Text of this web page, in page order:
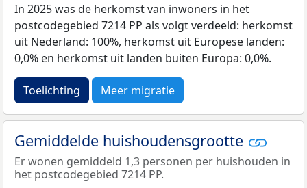
In 2025 was de herkomst van inwoners in het
postcodegebied 7214 PP als volgt verdeeld: herkomst
uit Nederland: 100%, herkomst uit Europese landen:
0,0% en herkomst uit landen buiten Europa: 0,0%.
Toelichting Meer migratie
Gemiddelde huishoudensgrootte
Er wonen gemiddeld 1,3 personen per huishouden in
het postcodegebied 7214 PP.